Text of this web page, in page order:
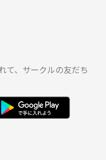
て、サークルの友だち